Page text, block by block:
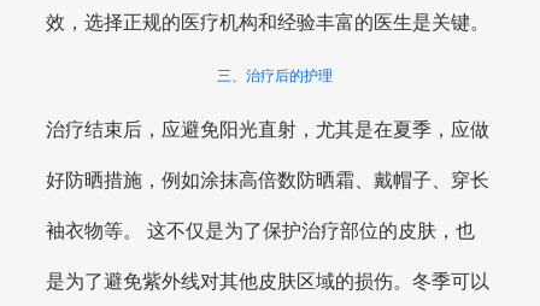
效，选择正规的医疗机构和经验丰富的医生是关键。
三、治疗后的护理
治疗结束后，应避免阳光直射，尤其是在夏季，应做
好防晒措施，例如涂抹高倍数防晒霜、戴帽子、穿长
袖衣物等。 这不仅是为了保护治疗部位的皮肤，也
是为了避免紫外线对其他皮肤区域的损伤。冬季可以